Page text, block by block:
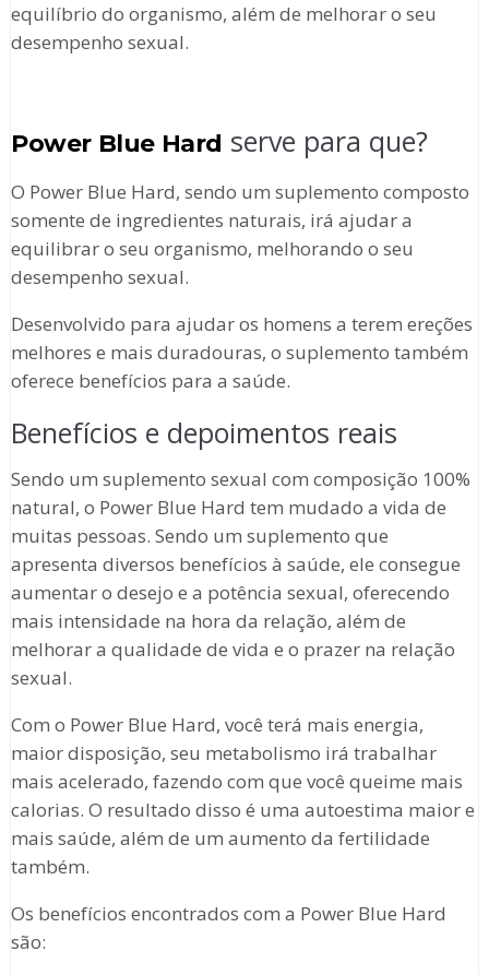
equilíbrio do organismo, além de melhorar o seu
desempenho sexual.
Power Blue Hard serve para que?
O Power Blue Hard, sendo um suplemento composto
somente de ingredientes naturais, irá ajudar a
equilibrar o seu organismo, melhorando o seu
desempenho sexual.
Desenvolvido para ajudar os homens a terem ereções
melhores e mais duradouras, o suplemento também
oferece benefícios para a saúde.
Benefícios e depoimentos reais
Sendo um suplemento sexual com composição 100%
natural, o Power Blue Hard tem mudado a vida de
muitas pessoas. Sendo um suplemento que
apresenta diversos benefícios à saúde, ele consegue
aumentar o desejo e a potência sexual, oferecendo
mais intensidade na hora da relação, além de
melhorar a qualidade de vida e o prazer na relação
sexual.
Com o Power Blue Hard, você terá mais energia,
maior disposição, seu metabolismo irá trabalhar
mais acelerado, fazendo com que você queime mais
calorias. O resultado disso é uma autoestima maior e
mais saúde, além de um aumento da fertilidade
também.
Os benefícios encontrados com a Power Blue Hard
são: